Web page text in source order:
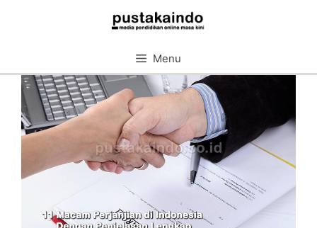
Menu